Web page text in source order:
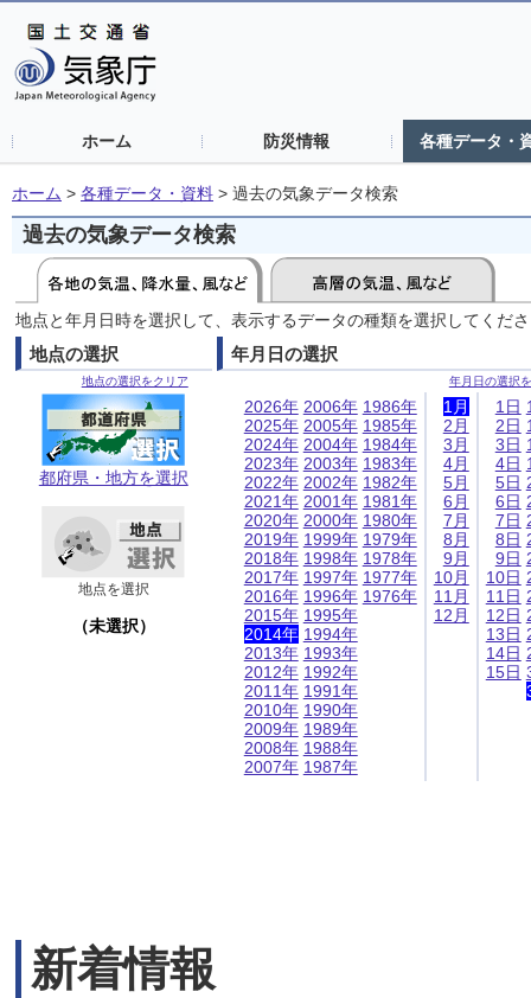
ホーム 防災情報 各種データ・
ホーム > 各種データ・資料 > 過去の気象データ検索
過去の気象データ検索
地点と年月日時を選択して、表示するデータの種類を選択してくだ
地点の選択
地点の選択をクリア
都府県・地方を選択
地点を選択
（未選択）
年月日の選択
年月日の選択
2026年
2025年
2024年
2023年
2022年
2021年
2020年
2019年
2018年
2017年
2016年
2015年
2014年
2013年
2012年
2011年
2010年
2009年
2008年
2007年
2006年
2005年
2004年
2003年
2002年
2001年
2000年
1999年
1998年
1997年
1996年
1995年
1994年
1993年
1992年
1991年
1990年
1989年
1988年
1987年
1986年
1985年
1984年
1983年
1982年
1981年
1980年
1979年
1978年
1977年
1976年
1月
2月
3月
4月
5月
6月
7月
8月
9月
10月
11月
12月
1日
2日
3日
4日
5日
6日
7日
8日
9日
10日
11日
12日
13日
14日
15日
新着情報